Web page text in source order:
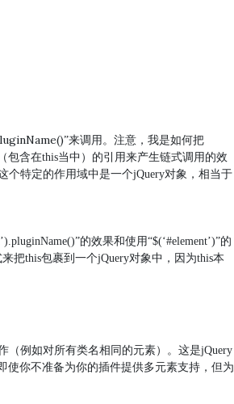
”来调用。注意，我是如何把
包含在this当中）的引用来产生链式调用的效
个特定的作用域中是一个jQuery对象，相当于
’).pluginName()”的效果和使用“$(‘#element’)”的
来把this包裹到一个jQuery对象中，因为this本
（例如对所有类名相同的元素）。这是jQuery
使你不准备为你的插件提供多元素支持，但为